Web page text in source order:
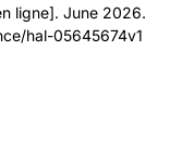
ligne]. June 2026.
hal-05645674v1